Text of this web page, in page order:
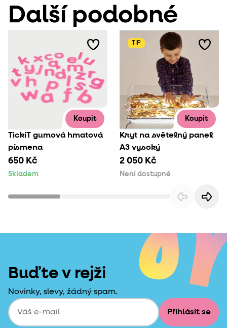
Další podobné
Koupit
TickiT gumová hmatová
písmena
650 Kč
Skladem
TIP
Koupit
Kryt na světelný panel
A3 vysoký
2 050 Kč
Není dostupné
Buďte v rejži
Novinky, slevy, žádný spam.
Přihlásit se